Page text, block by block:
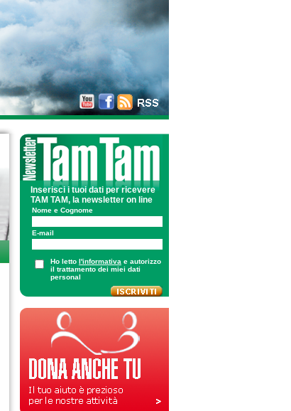
Inserisci i tuoi dati per ricevere
TAM TAM, la newsletter on line
Nome e Cognome
E-mail
Ho letto l'informativa e autorizzo
il trattamento dei miei dati
personal